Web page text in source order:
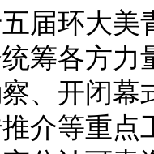
环大美
筹各方
、开闭
介等重